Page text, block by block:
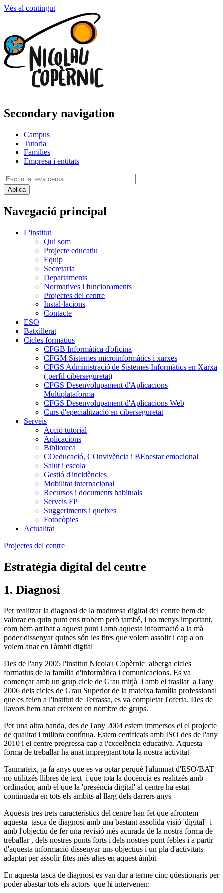
Vés al contingut
Secondary navigation
Campus
Tutoria
Famílies
Empresa i entitats
Navegació principal
L'institut
Qui som
Projecte educatiu
Equip
Secretaria
Departaments
Normatives i funcionaments
Projectes del centre
Instal·lacions
Contacte
ESO
Batxillerat
Cicles formatius
CFGB Informàtica d'oficina
CFGM Sistemes microinformàtics i xarxes
CFGS Administració de Sistemes Informàtics en Xarxa
( perfil ciberseguretat)
CFGS Desenvolupament d'Aplicacions
Multiplataforma
CFGS Desenvolupament d'Aplicacions Web
Curs d'epecialització en ciberseguretat
Serveis
Acció tutorial
Aplicacions
Biblioteca
COeducació, COnvivència i BEnestar emocional
Salut i escola
Gestió d'incidències
Mobilitat internacional
Recursos i documents habituals
Serveis FP
Suggeriments i queixes
Fotocòpies
Actualitat
Projectes del centre
Estratègia digital del centre
1. Diagnosi
Per realitzar la diagnosi de la maduresa digital del centre hem de
valorar en quin punt ens trobem però també, i no menys important,
com hem arribat a aquest punt i amb aquesta informació a la mà
poder dissenyar quines són les fites que volem assolir i cap a on
volem anar en l'àmbit digital
Des de l'any 2005 l'institut Nicolau Copèrnic alberga cicles
formatius de la família d'informàtica i comunicacions. Es va
començar amb un grup cicle de Grau mitjà i amb el trasllat a l'any
2006 dels cicles de Grau Superior de la mateixa família professional
que es feien a l'institut de Terrassa, es va completar l'oferta. Des de
llavors hem anat creixent en nombre de grups.
Per una altra banda, des de l'any 2004 estem immersos el el projecte
de qualitat i millora contínua. Estem certificats amb ISO des de l'any
2010 i el centre progressa cap a l'excelència educativa. Aquesta
forma de treballar ha anat impregnant tota la nostra activitat
Tanmateix, ja fa anys que es va optar perquè l'alumnat d'ESO/BAT
no utilitzés llibres de text i que tota la docència es realitzés amb
ordinador, amb el que la 'presència digital' al centre ha estat
continuada en tots els àmbits al llarg dels darrers anys
Aquests tres trets característics del centre han fet que afrontem
aquesta tasca de diagnosi amb una bastant assolida visió 'digital' i
amb l'objectiu de fer una revisió més acurada de la nostra forma de
treballar , dels nostres punts forts i dels nostres punt febles i a partir
d'aquesta informació dissenyar uns objectius i un pla d'activitats
adaptat per assolir fites més altes en aquest àmbit
En aquesta tasca de diagnosi es van dur a terme cinc qüestionaris per
poder abastar tots els actors que hi intervenen: